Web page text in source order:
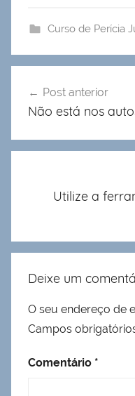
Curso de Perícia
de
Post anterior
Não está nos
Utilize a
Deixe um
O seu endereço de
Campos
Comentário *